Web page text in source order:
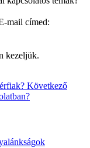
mail címed:
kezeljük.
Következő